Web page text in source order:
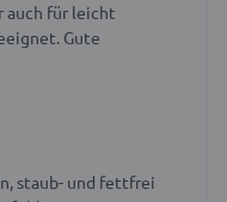
auch für leicht
Gute
staub- und fettfrei